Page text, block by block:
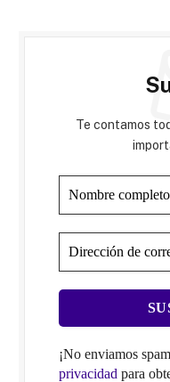
Te contamos
¡No enviamos
privacidad para